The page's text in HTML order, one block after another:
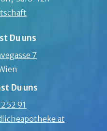
Du uns
7
Du uns
52 91